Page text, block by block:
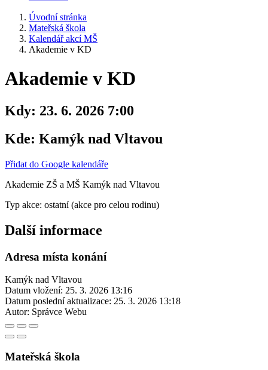
Úvodní stránka
Mateřská škola
Kalendář akcí MŠ
Akademie v KD
Akademie v KD
Kdy: 23. 6. 2026 7:00
Kde: Kamýk nad Vltavou
Přidat do Google kalendáře
Akademie ZŠ a MŠ Kamýk nad Vltavou
Typ akce: ostatní (akce pro celou rodinu)
Další informace
Adresa místa konání
Kamýk nad Vltavou
Datum vložení: 25. 3. 2026 13:16
Datum poslední aktualizace: 25. 3. 2026 13:18
Autor: Správce Webu
Mateřská škola